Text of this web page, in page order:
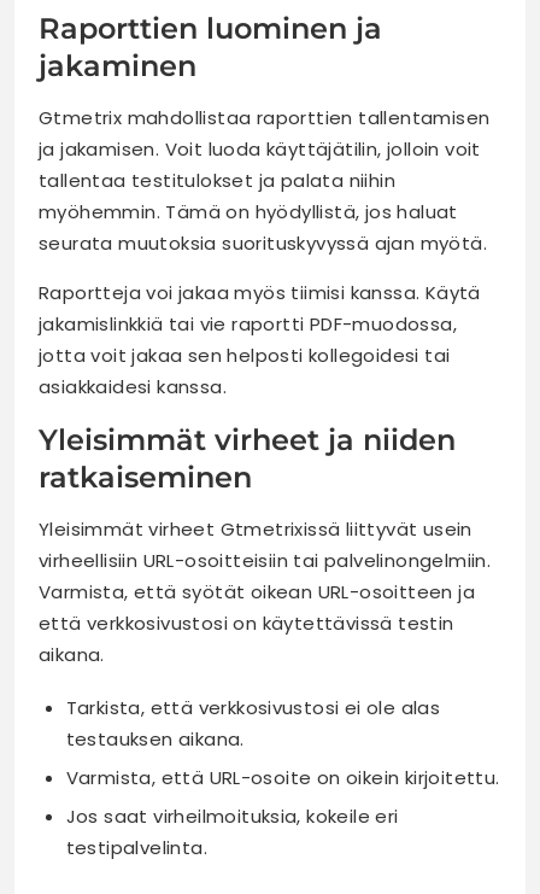
Raporttien luominen ja
jakaminen
Gtmetrix mahdollistaa raporttien tallentamisen
ja jakamisen. Voit luoda käyttäjätilin, jolloin voit
tallentaa testitulokset ja palata niihin
myöhemmin. Tämä on hyödyllistä, jos haluat
seurata muutoksia suorituskyvyssä ajan myötä.
Raportteja voi jakaa myös tiimisi kanssa. Käytä
jakamislinkkiä tai vie raportti PDF-muodossa,
jotta voit jakaa sen helposti kollegoidesi tai
asiakkaidesi kanssa.
Yleisimmät virheet ja niiden
ratkaiseminen
Yleisimmät virheet Gtmetrixissä liittyvät usein
virheellisiin URL-osoitteisiin tai palvelinongelmiin.
Varmista, että syötät oikean URL-osoitteen ja
että verkkosivustosi on käytettävissä testin
aikana.
Tarkista, että verkkosivustosi ei ole alas
testauksen aikana.
Varmista, että URL-osoite on oikein kirjoitettu.
Jos saat virheilmoituksia, kokeile eri
testipalvelinta.